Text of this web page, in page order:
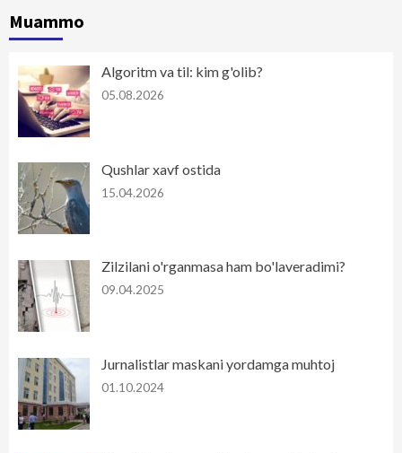
Muammo
Algoritm va til: kim g'olib?
05.08.2026
Qushlar xavf ostida
15.04.2026
Zilzilani o'rganmasa ham bo'laveradimi?
09.04.2025
Jurnalistlar maskani yordamga muhtoj
01.10.2024